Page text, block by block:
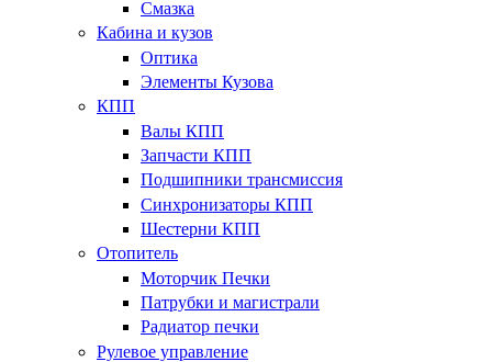
Смазка
Кабина и кузов
Оптика
Элементы Кузова
КПП
Валы КПП
Запчасти КПП
Подшипники трансмиссия
Синхронизаторы КПП
Шестерни КПП
Отопитель
Моторчик Печки
Патрубки и магистрали
Радиатор печки
Рулевое управление